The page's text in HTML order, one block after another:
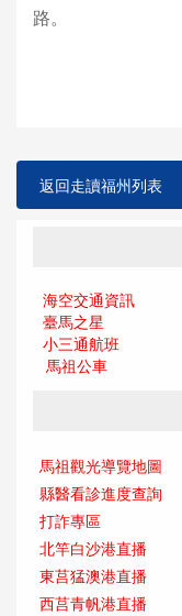
路。
返回走讀福州列表
海空交通資訊
臺馬之星
小三通航班
馬祖公車
馬祖觀光導覽地圖
縣醫看診進度查詢
打詐專區
北竿白沙港直播
東莒猛澳港直播
西莒青帆港直播